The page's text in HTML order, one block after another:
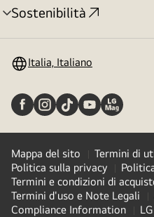
Sostenibilità
Attivazione
Italia, Italiano
Mappa del sito
Termini di
Politica sulla privacy
Termini e condizioni di
Termini d'uso e Note Legali
Compliance Information